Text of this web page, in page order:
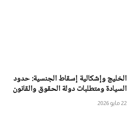
الخليج وإشكالية إسقاط الجنسية: حدود
السيادة ومتطلبات دولة الحقوق والقانون
22 مايو 2026